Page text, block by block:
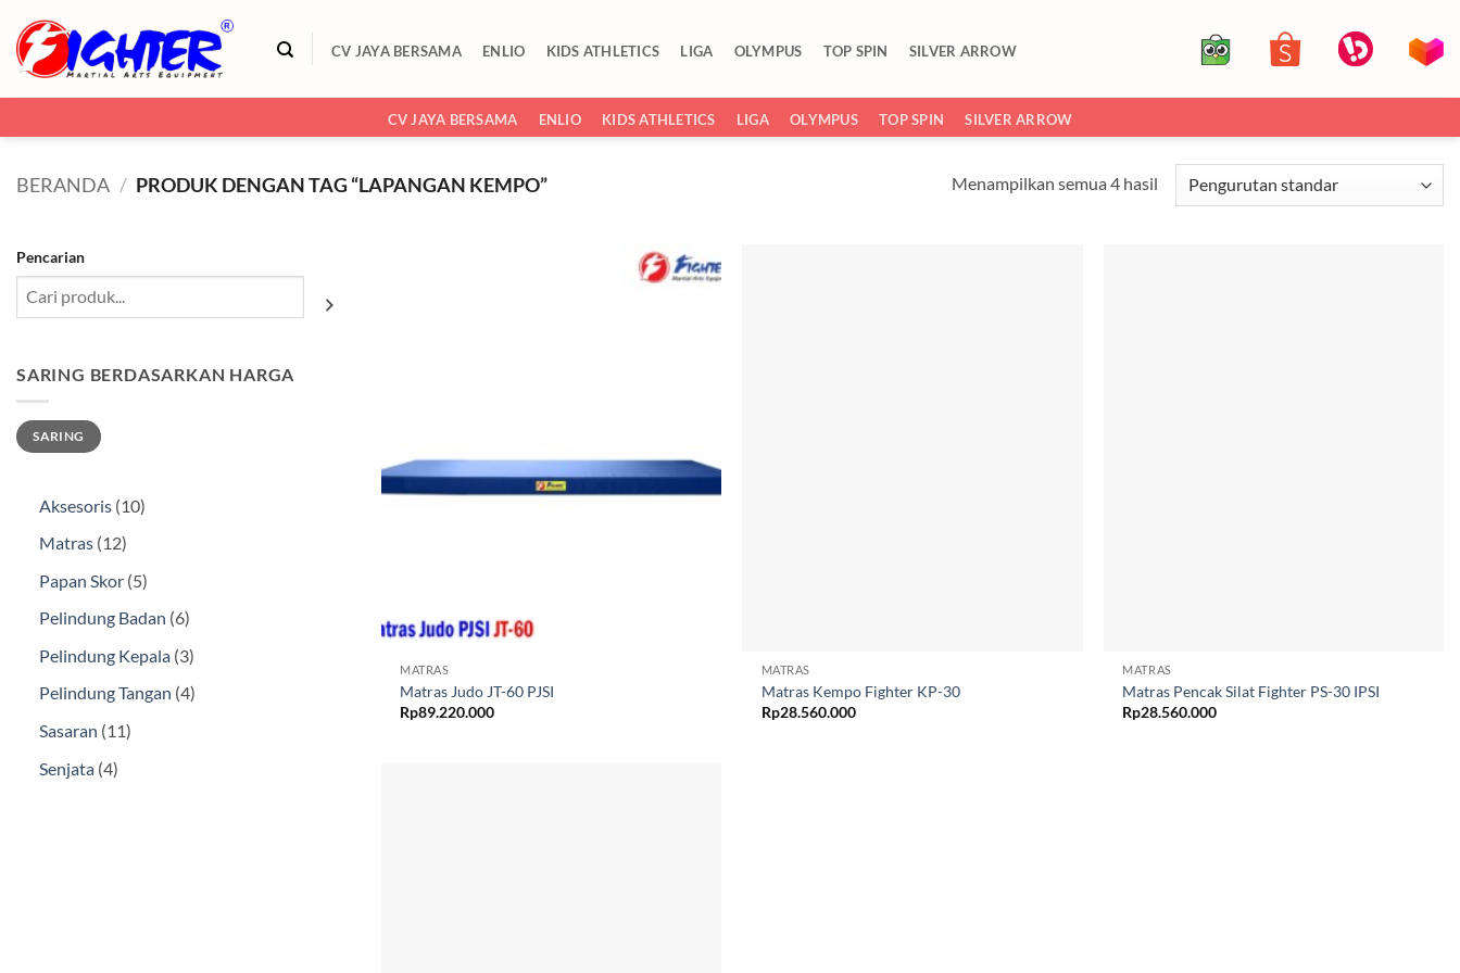
content
CV JAYA BERSAMA ENLIO KIDS ATHLETICS LIGA OLYMPUS TOP SPIN SILVER ARROW
CV JAYA BERSAMA ENLIO KIDS ATHLETICS LIGA OLYMPUS TOP SPIN SILVER ARROW
BERANDA / PRODUK DENGAN TAG “LAPANGAN KEMPO” Menampilkan semua 4 hasil
Pencarian
SARING BERDASARKAN HARGA
Harga
terendah
Harga
tertinggi
SARING
Aksesoris 1010
Matras 1212
Produk
Papan Skor 55
Produk
Pelindung Badan 66
Produk
Pelindung Kepala 33
Produk
Pelindung Tangan 44
Sasaran 1111
Senjata 44
MATRAS
Matras Judo JT-60 PJSI
Rp89.220.000
MATRAS
Matras Kempo Fighter KP-30
Rp28.560.000
MATRAS
Matras Pencak Silat Fighter PS-30 IPSI
Rp28.560.000